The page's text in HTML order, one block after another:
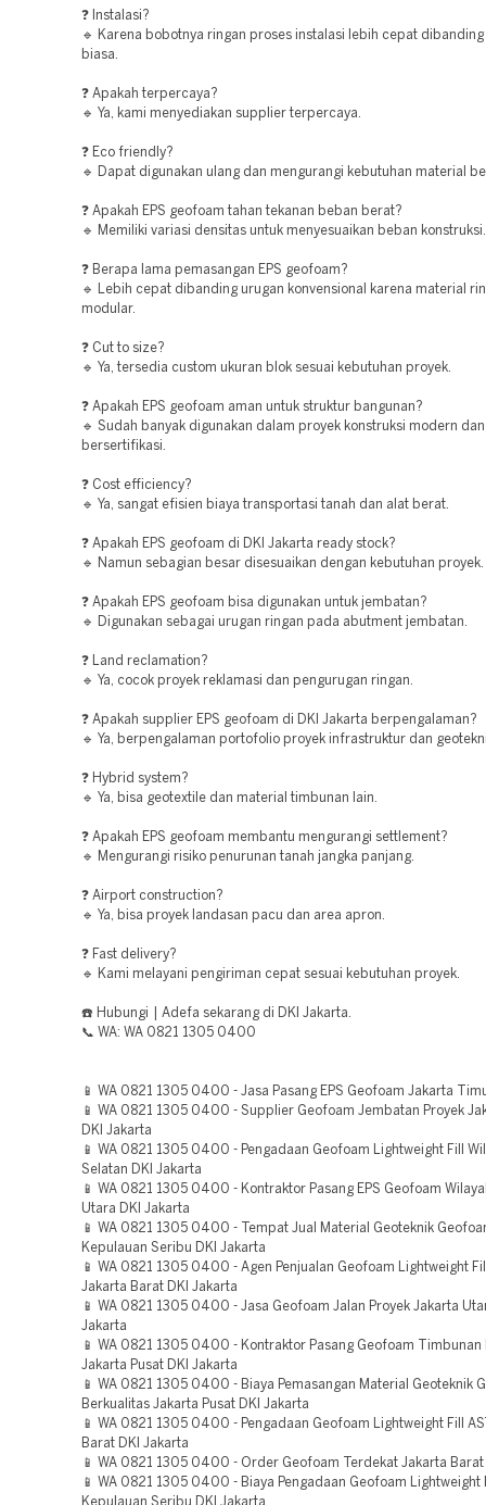
❓ Instalasi?
🔹 Karena bobotnya ringan proses instalasi lebih cepat
biasa.
❓ Apakah terpercaya?
🔹 Ya, kami menyediakan supplier terpercaya.
❓ Eco friendly?
🔹 Dapat digunakan ulang dan mengurangi kebutuhan material
❓ Apakah EPS geofoam tahan tekanan beban berat?
🔹 Memiliki variasi densitas untuk menyesuaikan beban konstruksi.
❓ Berapa lama pemasangan EPS geofoam?
🔹 Lebih cepat dibanding urugan konvensional karena material
modular.
❓ Cut to size?
🔹 Ya, tersedia custom ukuran blok sesuai kebutuhan proyek.
❓ Apakah EPS geofoam aman untuk struktur bangunan?
🔹 Sudah banyak digunakan dalam proyek konstruksi modern dan
bersertifikasi.
❓ Cost efficiency?
🔹 Ya, sangat efisien biaya transportasi tanah dan alat berat.
❓ Apakah EPS geofoam di DKI Jakarta ready stock?
🔹 Namun sebagian besar disesuaikan dengan kebutuhan proyek.
❓ Apakah EPS geofoam bisa digunakan untuk jembatan?
🔹 Digunakan sebagai urugan ringan pada abutment jembatan.
❓ Land reclamation?
🔹 Ya, cocok proyek reklamasi dan pengurugan ringan.
❓ Apakah supplier EPS geofoam di DKI Jakarta berpengalaman?
🔹 Ya, berpengalaman portofolio proyek infrastruktur dan
❓ Hybrid system?
🔹 Ya, bisa geotextile dan material timbunan lain.
❓ Apakah EPS geofoam membantu mengurangi settlement?
🔹 Mengurangi risiko penurunan tanah jangka panjang.
❓ Airport construction?
🔹 Ya, bisa proyek landasan pacu dan area apron.
❓ Fast delivery?
🔹 Kami melayani pengiriman cepat sesuai kebutuhan proyek.
☎️ Hubungi | Adefa sekarang di DKI Jakarta.
📞 WA: WA 0821 1305 0400
📱 WA 0821 1305 0400 - Jasa Pasang EPS Geofoam Jakarta
📱 WA 0821 1305 0400 - Supplier Geofoam Jembatan Proyek
DKI Jakarta
📱 WA 0821 1305 0400 - Pengadaan Geofoam Lightweight Fill
Selatan DKI Jakarta
📱 WA 0821 1305 0400 - Kontraktor Pasang EPS Geofoam
Utara DKI Jakarta
📱 WA 0821 1305 0400 - Tempat Jual Material Geoteknik
Kepulauan Seribu DKI Jakarta
📱 WA 0821 1305 0400 - Agen Penjualan Geofoam Lightweight
Jakarta Barat DKI Jakarta
📱 WA 0821 1305 0400 - Jasa Geofoam Jalan Proyek Jakarta
Jakarta
📱 WA 0821 1305 0400 - Kontraktor Pasang Geofoam Timbunan
Jakarta Pusat DKI Jakarta
📱 WA 0821 1305 0400 - Biaya Pemasangan Material Geoteknik
Berkualitas Jakarta Pusat DKI Jakarta
📱 WA 0821 1305 0400 - Pengadaan Geofoam Lightweight Fill
Barat DKI Jakarta
📱 WA 0821 1305 0400 - Order Geofoam Terdekat Jakarta Barat
📱 WA 0821 1305 0400 - Biaya Pengadaan Geofoam Lightweight
Kepulauan Seribu DKI Jakarta